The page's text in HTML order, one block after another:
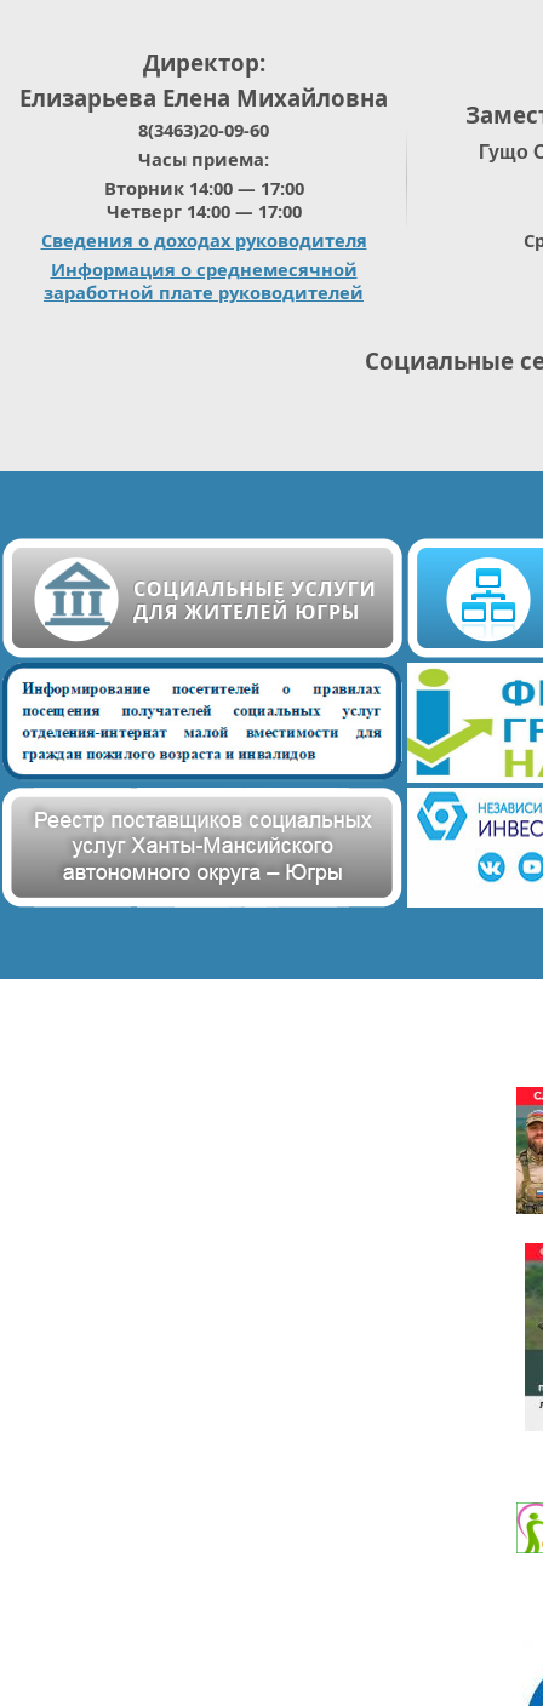
Директор:
Елизарьева Елена Михайловна
8(3463)20-09-60
Часы приема:
Вторник 14:00 — 17:00
Четверг 14:00 — 17:00
Сведения о доходах руководителя
Информация о среднемесячной
заработной плате руководителей
Гущо
Социальные